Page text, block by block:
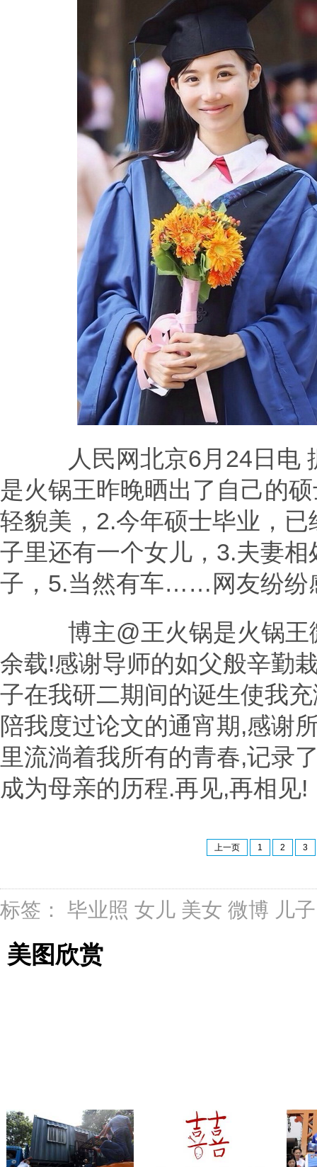
人民网北京6月24日电
是火锅王昨晚晒出了自己的
轻貌美，2.今年硕士毕业，
子里还有一个女儿，3.夫妻
子，5.当然有车……网友纷纷
博主@王火锅是火锅王
余载!感谢导师的如父般辛勤
子在我研二期间的诞生使我
陪我度过论文的通宵期,感谢
里流淌着我所有的青春,记录
成为母亲的历程.再见,再相见!
上一页 1 2 3
标签： 毕业照 女儿 美女 微博 儿子
美图欣赏